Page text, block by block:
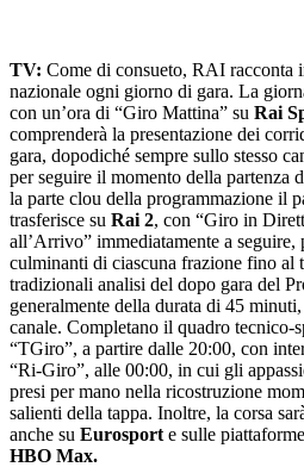
TV: Come di consueto, RAI racconta
nazionale ogni giorno di gara. La
con un’ora di “Giro Mattina” su Rai
comprenderà la presentazione dei
gara, dopodiché sempre sullo stesso
per seguire il momento della partenza
la parte clou della programmazione il
trasferisce su Rai 2, con “Giro in
all’Arrivo” immediatamente a
culminanti di ciascuna frazione fino al
tradizionali analisi del dopo gara del
generalmente della durata di 45
canale. Completano il quadro
“TGiro”, a partire dalle 20:00, con
“Ri-Giro”, alle 00:00, in cui gli
presi per mano nella ricostruzione
salienti della tappa. Inoltre, la corsa
anche su Eurosport e sulle
HBO Max.